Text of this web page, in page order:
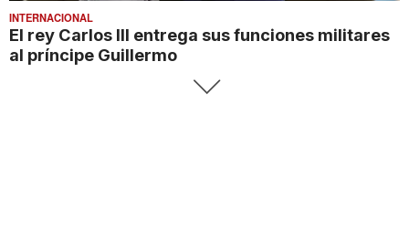
INTERNACIONAL
El rey Carlos III entrega sus funciones militares
al príncipe Guillermo